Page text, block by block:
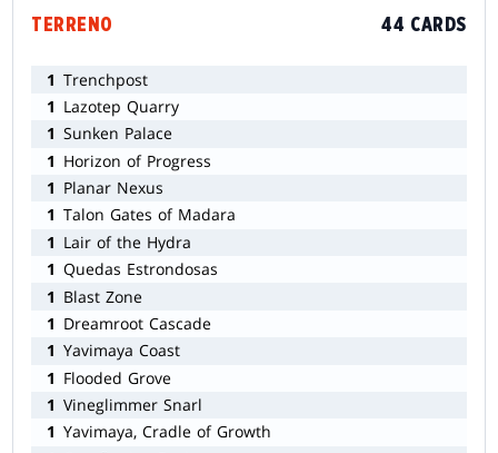
TERRENO 44 CARDS
1 Trenchpost
1 Lazotep Quarry
1 Sunken Palace
1 Horizon of Progress
1 Planar Nexus
1 Talon Gates of Madara
1 Lair of the Hydra
1 Quedas Estrondosas
1 Blast Zone
1 Dreamroot Cascade
1 Yavimaya Coast
1 Flooded Grove
1 Vineglimmer Snarl
1 Yavimaya, Cradle of Growth